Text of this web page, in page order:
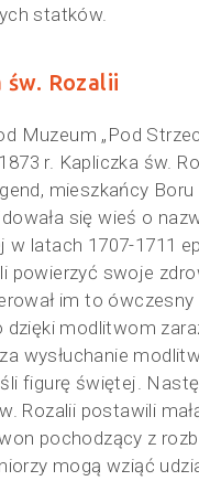
statków.
św. Rozalii
Muzeum „Pod
r. Kapliczka św.
mieszkańcy
się wieś o
w latach 1707-1711
powierzyć swoje
im to ówczesny
modlitwom
wysłuchanie modlitw
figurę świętej.
Rozalii postawili
pochodzący z
mogą wziąć